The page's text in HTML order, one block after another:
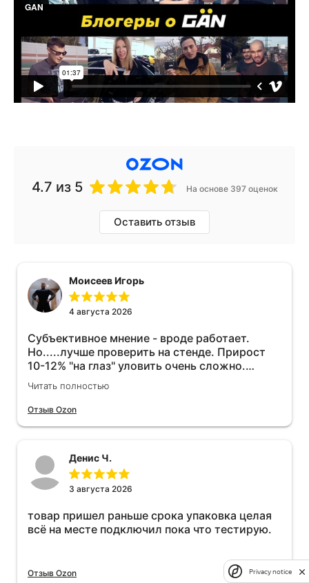
4.7 из 5 На основе 397 оценок
Оставить отзыв
Моисеев Игорь
4 августа 2026
Субъективное мнение - вроде работает.
Но.....лучше проверить на стенде. Прирост
10-12% "на глаз" уловить очень сложно.
Покатаюсь, потом отключу и посмотрю, что
будет 😁.
Читать полностью
Отзыв Ozon
Денис Ч.
3 августа 2026
товар пришел раньше срока упаковка целая
всё на месте подключил пока что тестирую.
Отзыв Ozon Privacy notice